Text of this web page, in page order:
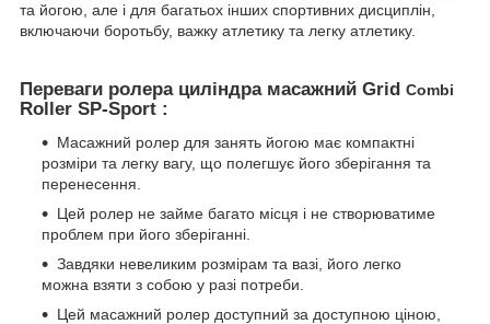
та йогою, але і для багатьох інших спортивних дисциплін,
включаючи боротьбу, важку атлетику та легку атлетику.
Переваги ролера циліндра масажний Grid Combi
Roller SP-Sport :
Масажний ролер для занять йогою має компактні
розміри та легку вагу, що полегшує його зберігання та
перенесення.
Цей ролер не займе багато місця і не створюватиме
проблем при його зберіганні.
Завдяки невеликим розмірам та вазі, його легко
можна взяти з собою у разі потреби.
Цей масажний ролер доступний за доступною ціною,